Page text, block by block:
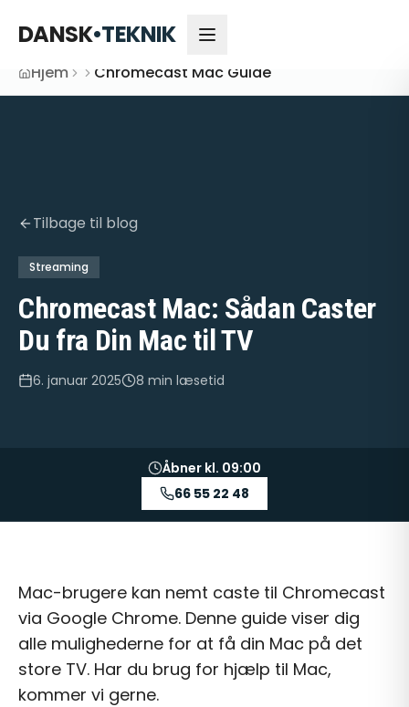
DANSK•TEKNIK
Hjem Chromecast Mac Guide
Tilbage til blog
Streaming
Chromecast Mac: Sådan Caster
Du fra Din Mac til TV
6. januar 2025 8 min læsetid
Åbner kl. 09:00
66 55 22 48
Mac-brugere kan nemt caste til Chromecast
via Google Chrome. Denne guide viser dig
alle mulighederne for at få din Mac på det
store TV. Har du brug for hjælp til Mac,
kommer vi gerne.